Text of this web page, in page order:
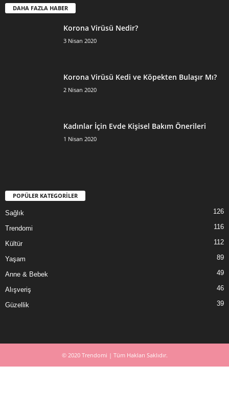
DAHA FAZLA HABER
Korona Virüsü Nedir?
3 Nisan 2020
Korona Virüsü Kedi ve Köpekten Bulaşır Mı?
2 Nisan 2020
Kadınlar İçin Evde Kişisel Bakım Önerileri
1 Nisan 2020
POPÜLER KATEGORİLER
Sağlık 126
Trendomi 116
Kültür 112
Yaşam 89
Anne & Bebek 49
Alışveriş 46
Güzellik 39
© 2020 Trendomi | Tüm Hakları Saklıdır.